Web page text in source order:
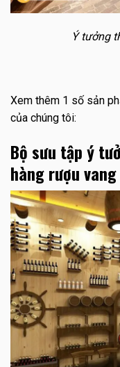
Ý tưởng
Xem thêm 1 số sản
của chúng tôi:
Bộ sưu tập ý
hàng rượu